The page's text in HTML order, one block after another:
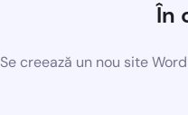
În
Se creează un nou site